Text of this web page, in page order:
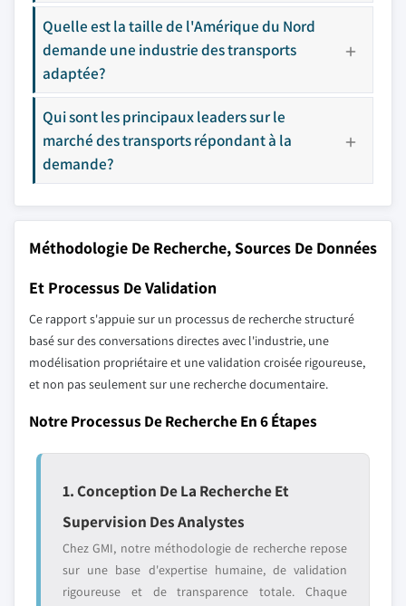
Quelle est la taille de l'Amérique du Nord
demande une industrie des transports
adaptée?
Qui sont les principaux leaders sur le
marché des transports répondant à la
demande?
Méthodologie De Recherche, Sources De Données
Et Processus De Validation
Ce rapport s'appuie sur un processus de recherche structuré
basé sur des conversations directes avec l'industrie, une
modélisation propriétaire et une validation croisée rigoureuse,
et non pas seulement sur une recherche documentaire.
Notre Processus De Recherche En 6 Étapes
1. Conception De La Recherche Et
Supervision Des Analystes
Chez GMI, notre méthodologie de recherche repose
sur une base d'expertise humaine, de validation
rigoureuse et de transparence totale. Chaque